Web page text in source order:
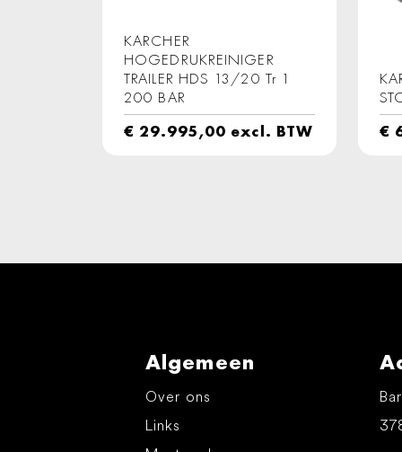
KARCHER
HOGEDRUKREINIGER
TRAILER HDS 13/20 Tr 1
200 BAR
€ 29.995,00 excl. BTW
€
Algemeen
Over ons
Links